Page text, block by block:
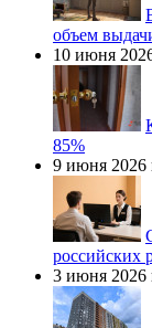
объем
10 июня
85%
9 июня 2026
российских
3 июня 2026